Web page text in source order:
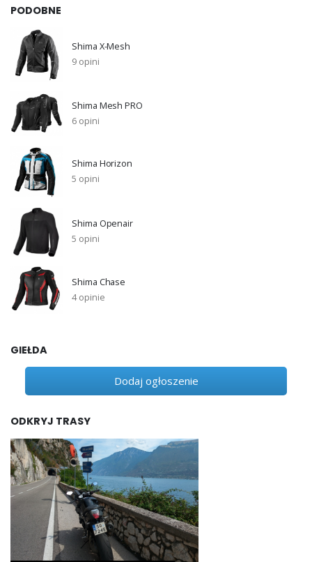
PODOBNE
Shima X-Mesh
9 opini
Shima Mesh PRO
6 opini
Shima Horizon
5 opini
Shima Openair
5 opini
Shima Chase
4 opinie
GIEŁDA
Dodaj ogłoszenie
ODKRYJ TRASY